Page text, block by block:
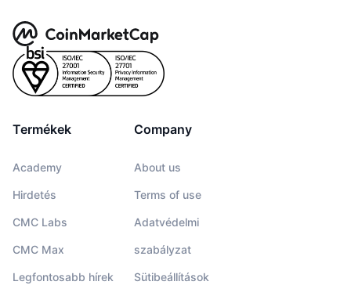
Termékek
Academy
Hirdetés
CMC Labs
CMC Max
Legfontosabb hírek
Company
About us
Terms of use
Adatvédelmi
szabályzat
Sütibeállítások